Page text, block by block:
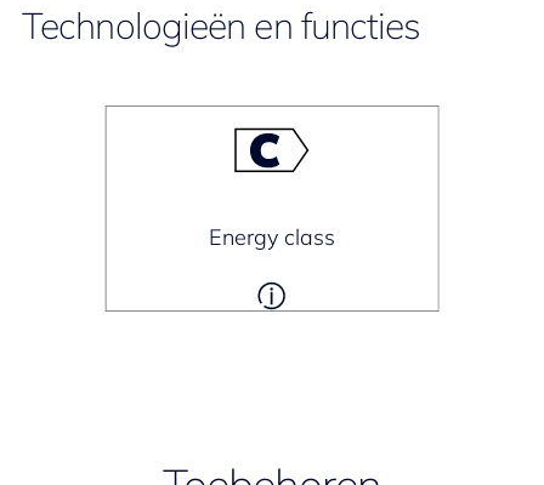
Technologieën en functies
Energy class